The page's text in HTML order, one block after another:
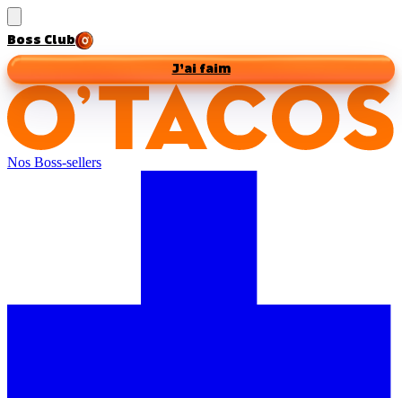
Boss Club
J’ai faim
Nos Boss-sellers